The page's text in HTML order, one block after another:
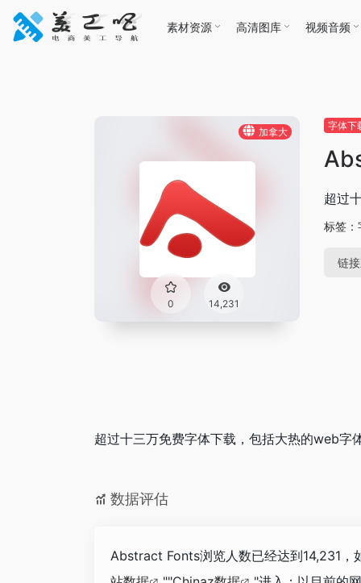
素材资源 高清图库 视频音频
加拿大
0 14,231
字体下
超过
标签：
链
超过十三万免费字体下载，包括大热的web字
数据评估
Abstract Fonts浏览人数已经达到14,231，